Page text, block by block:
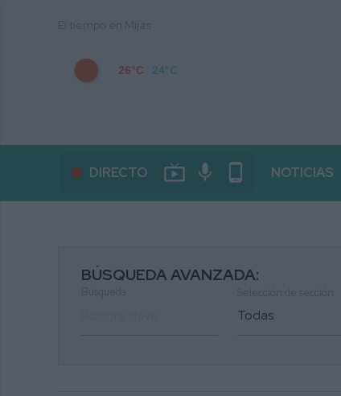
26°C 24°C
DIRECTO live_tv mic phone_android NOTICIAS
BÚSQUEDA AVANZADA: